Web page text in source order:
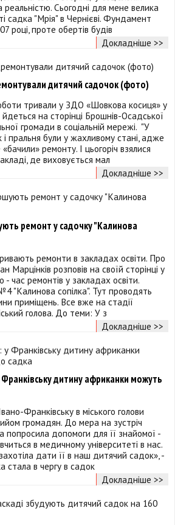
Сьогодні для мене велика
садка "Мрія" в Чернієві. Фундамент
році, проте обертів будів
Докладніше >>
дитячий садочок (фото)
тривали у ЗДО «Шовкова косиця» у
на сторінці Брошнів-Осадської
громади в соціальній мережі. "У
пральня були у жахливому стані, адже
ремонту. І цьогоріч взялися
де виховується мал
Докладніше >>
ремонт у садочку "Калинова
ремонти в закладах освіти. Про
Марцінків розповів на своїй сторінці у
- час ремонтів у закладах освіти.
"Калинова сопілка". Тут проводять
приміщень. Все вже на стадії
голова. До теми: У з
Докладніше >>
дитину африканки можуть
Франківську в міського голови
громадян. До мера на зустріч
попросила допомоги для її знайомої -
в медичному університеті в нас.
дати її в наш дитячий садок», -
стала в чергу в садок
Докладніше >>